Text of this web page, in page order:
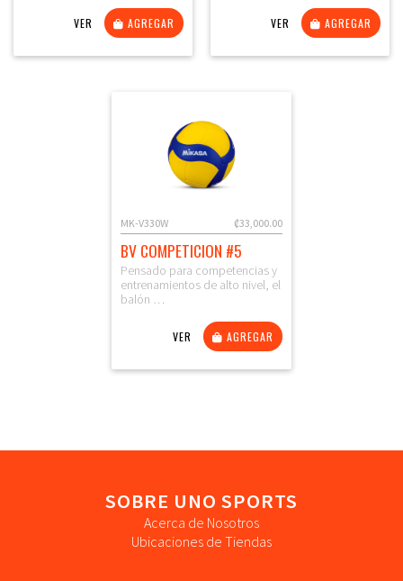
VER AGREGAR VER AGREGAR
₡33,000.00
MK-V330W
BV COMPETICION #5
Pensado para competencias y
entrenamientos de alto nivel, el
balón …
VER AGREGAR
SOBRE UNO SPORTS
Acerca de Nosotros
Ubicaciones de Tiendas